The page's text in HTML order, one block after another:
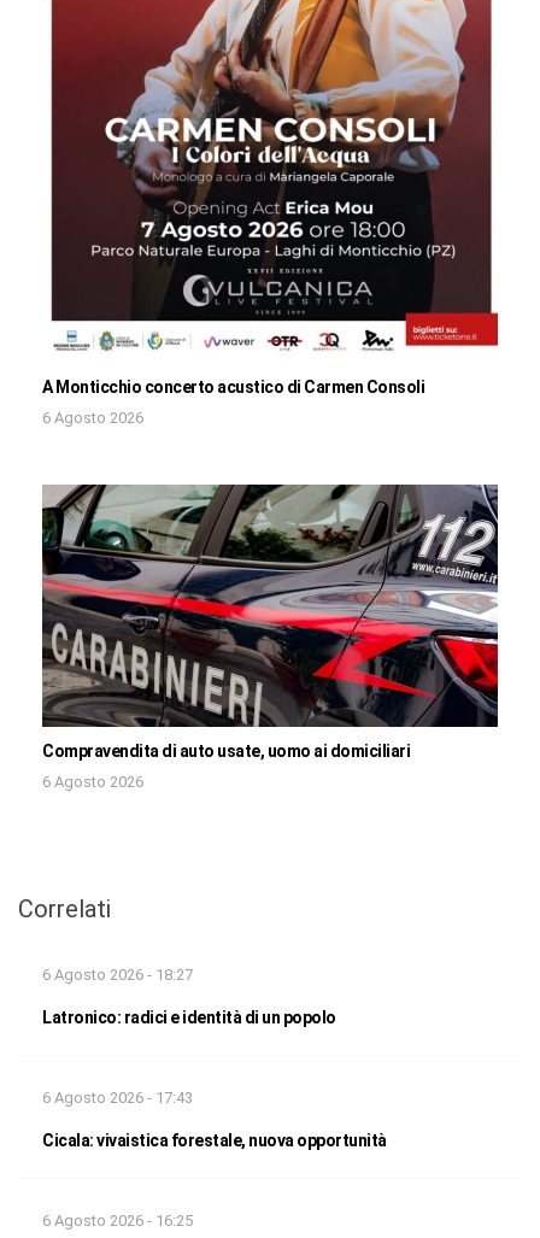
A Monticchio concerto acustico di Carmen Consoli
6 Agosto 2026
Compravendita di auto usate, uomo ai domiciliari
6 Agosto 2026
Correlati
6 Agosto 2026 - 18:27
Latronico: radici e identità di un popolo
6 Agosto 2026 - 17:43
Cicala: vivaistica forestale, nuova opportunità
6 Agosto 2026 - 16:25